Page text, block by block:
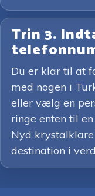
Trin 3.
Du er klar til at
med nogen i
eller vælg en
ringe enten til
Nyd
destination i